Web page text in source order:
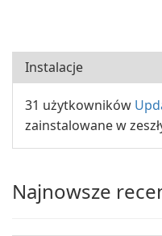
Instalacje
31 użytkowników
zainstalowane w
Najnowsze